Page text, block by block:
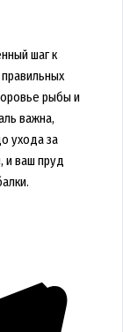
шаг к
рыбы и
важна,
ухода за
и ваш пруд